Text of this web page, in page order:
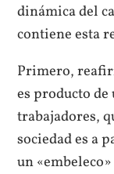
dinámica del
contiene esta
Primero,
es producto
trabajadores,
sociedad es a
un